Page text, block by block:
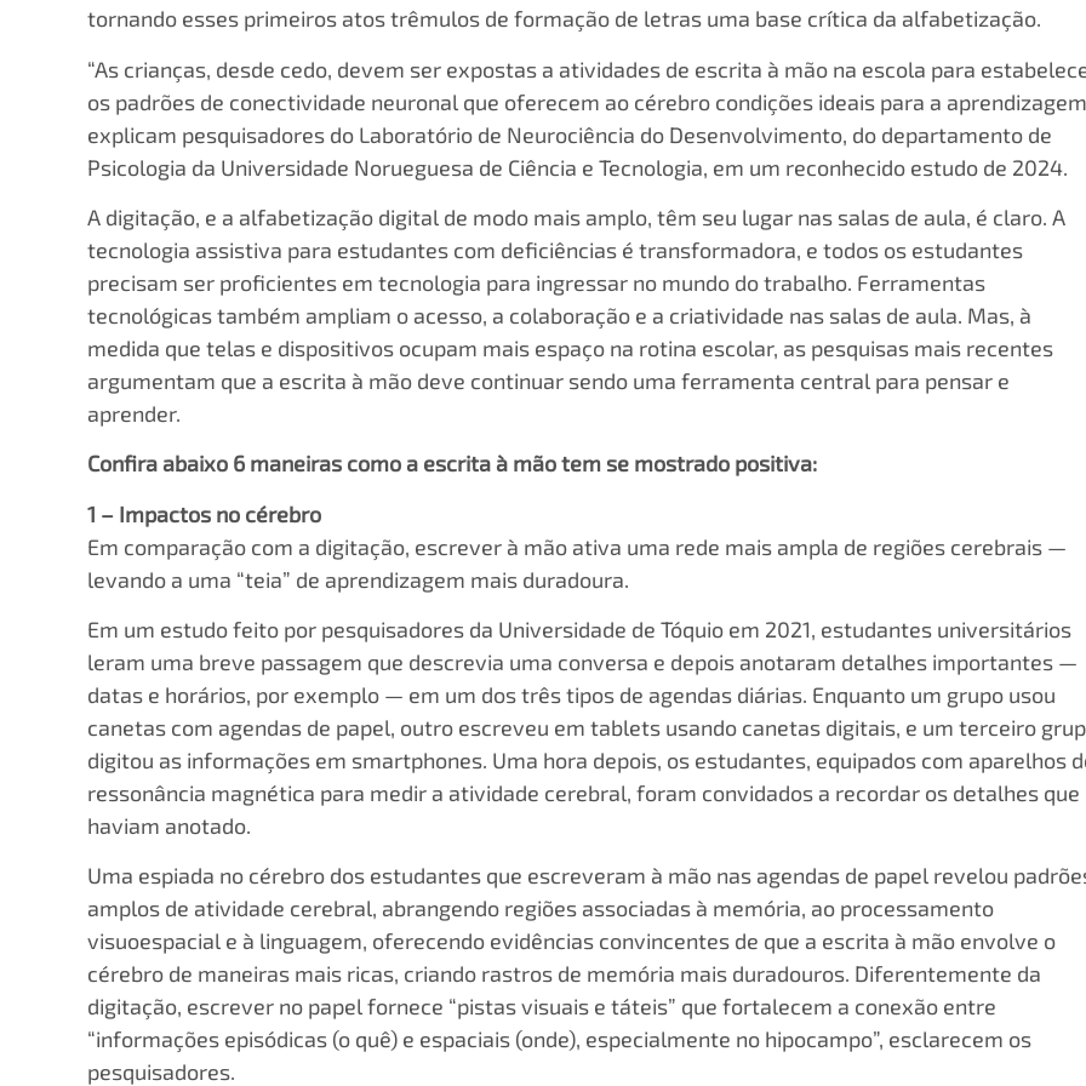
tornando esses primeiros atos trêmulos de formação de letras uma base crítica da alfabetização.
“As crianças, desde cedo, devem ser expostas a atividades de escrita à mão na escola para
os padrões de conectividade neuronal que oferecem ao cérebro condições ideais para a
explicam pesquisadores do Laboratório de Neurociência do Desenvolvimento, do departamento de
Psicologia da Universidade Norueguesa de Ciência e Tecnologia, em um reconhecido estudo de 2024.
A digitação, e a alfabetização digital de modo mais amplo, têm seu lugar nas salas de aula, é claro. A
tecnologia assistiva para estudantes com deficiências é transformadora, e todos os estudantes
precisam ser proficientes em tecnologia para ingressar no mundo do trabalho. Ferramentas
tecnológicas também ampliam o acesso, a colaboração e a criatividade nas salas de aula. Mas, à
medida que telas e dispositivos ocupam mais espaço na rotina escolar, as pesquisas mais recentes
argumentam que a escrita à mão deve continuar sendo uma ferramenta central para pensar e
aprender.
Confira abaixo 6 maneiras como a escrita à mão tem se mostrado positiva:
1 – Impactos no cérebro
Em comparação com a digitação, escrever à mão ativa uma rede mais ampla de regiões cerebrais —
levando a uma “teia” de aprendizagem mais duradoura.
Em um estudo feito por pesquisadores da Universidade de Tóquio em 2021, estudantes universitários
leram uma breve passagem que descrevia uma conversa e depois anotaram detalhes importantes —
datas e horários, por exemplo — em um dos três tipos de agendas diárias. Enquanto um grupo usou
canetas com agendas de papel, outro escreveu em tablets usando canetas digitais, e um terceiro
digitou as informações em smartphones. Uma hora depois, os estudantes, equipados com aparelhos
ressonância magnética para medir a atividade cerebral, foram convidados a recordar os detalhes que
haviam anotado.
Uma espiada no cérebro dos estudantes que escreveram à mão nas agendas de papel revelou
amplos de atividade cerebral, abrangendo regiões associadas à memória, ao processamento
visuoespacial e à linguagem, oferecendo evidências convincentes de que a escrita à mão envolve o
cérebro de maneiras mais ricas, criando rastros de memória mais duradouros. Diferentemente da
digitação, escrever no papel fornece “pistas visuais e táteis” que fortalecem a conexão entre
“informações episódicas (o quê) e espaciais (onde), especialmente no hipocampo”, esclarecem os
pesquisadores.